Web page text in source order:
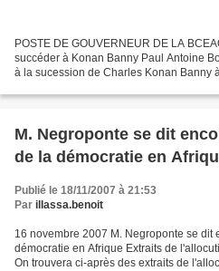
POSTE DE GOUVERNEUR DE LA
succéder à Konan Banny Paul Antoine
à la sucession de Charles Konan Banny
M. Negroponte se dit
de la démocratie en
Publié le 18/11/2007 à 21:53
Par illassa.benoit
16 novembre 2007 M. Negroponte se
démocratie en Afrique Extraits de
On trouvera ci-après des extraits de